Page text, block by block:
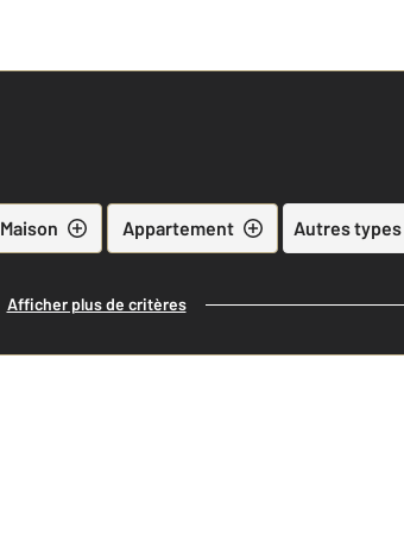
Maison Appartement Autres
Afficher plus de critères